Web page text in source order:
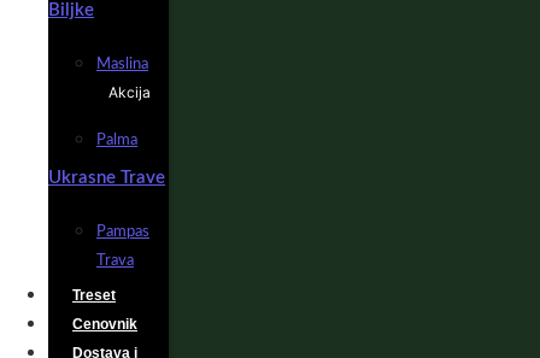
Biljke
Maslina
Akcija
Palma
Ukrasne Trave
Pampas
Trava
Treset
Cenovnik
Dostava i